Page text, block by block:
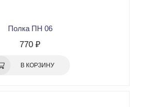
Полка ПН 06
770 ₽
В КОРЗИНУ